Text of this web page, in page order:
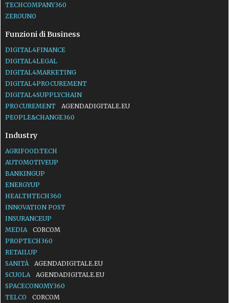
TECHCOMPANY360
ZEROUNO
Funzioni di Business
DIGITAL4FINANCE
DIGITAL4LEGAL
DIGITAL4MARKETING
DIGITAL4PROCUREMENT
DIGITAL4SUPPLYCHAIN
PROCUREMENT
AGENDADIGITALE.EU
PEOPLE&CHANGE360
Industry
AGRIFOOD.TECH
AUTOMOTIVEUP
BANKINGUP
ENERGYUP
HEALTHTECH360
INNOVATION POST
INSURANCEUP
MEDIA
CORCOM
PROPTECH360
RETAILUP
SANITÀ
AGENDADIGITALE.EU
SCUOLA
AGENDADIGITALE.EU
SPACECONOMY360
TELCO
CORCOM